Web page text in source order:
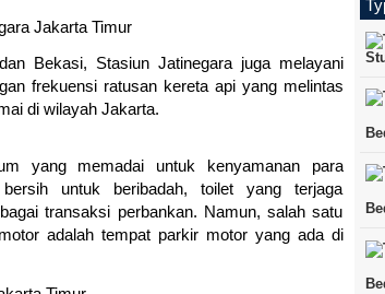
Bekasi, Stasiun Jatinegara juga melayani
frekuensi ratusan kereta api yang melintas
di wilayah Jakarta.
yang memadai untuk kenyamanan para
untuk beribadah, toilet yang terjaga
transaksi perbankan. Namun, salah satu
adalah tempat parkir motor yang ada di